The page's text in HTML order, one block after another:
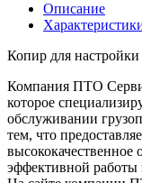
Описание
Копир для
Компания ПТО
которое
обслуживании
тем, что
высококачественное
эффективной работы